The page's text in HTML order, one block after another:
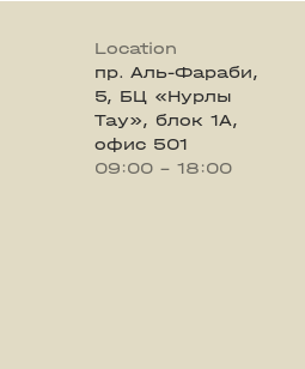
Location
пр. Аль-Фараби,
5, БЦ «Нурлы
Тау», блок 1А,
офис 501
09:00 - 18:00